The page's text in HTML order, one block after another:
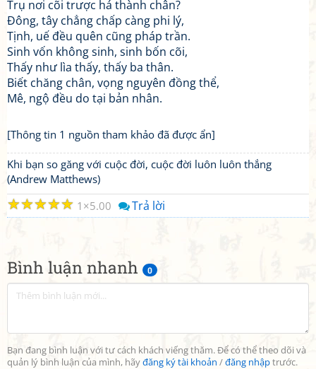
Bình luận nhanh 0
Bạn đang bình luận với tư cách khách viếng thăm. Để có thể theo dõi và
quản lý bình luận của mình, hãyđăng ký tài khoản /đăng nhậptrước.
Trụ nơi cõi trược há thành chân?
Đông, tây chẳng chấp càng phi lý,
Tịnh, uế đều quên cũng pháp trần.
Sinh vốn không sinh, sinh bốn cõi,
Thấy như lìa thấy, thấy ba thân.
Biết chăng chân, vọng nguyên đồng thể,
Mê, ngộ đều do tại bản nhân.
[Thông tin 1 nguồn tham khảo đã được ẩn]
Khi bạn so găng với cuộc đời, cuộc đời luôn luôn thắng
(Andrew Matthews)
☆
☆
☆
☆
☆ 1 5.00 Trả lời